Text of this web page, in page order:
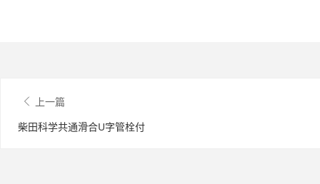
上一篇
柴田科学共通滑合U字管栓付